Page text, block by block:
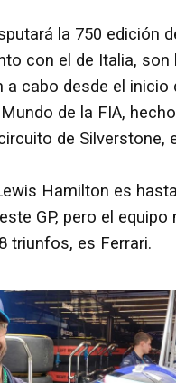
la 750 edición
con el de Italia,
a cabo desde el inicio
de la FIA,
de Silverstone,
Hamilton es
GP, pero el equipo
triunfos, es Ferrari.